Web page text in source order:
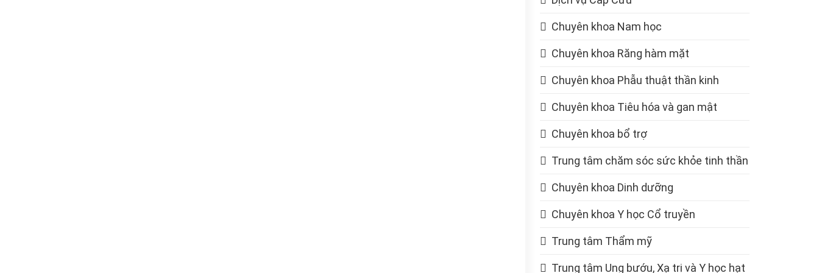
Chuyên khoa Nam học
Chuyên khoa Răng hàm mặt
Chuyên khoa Phẫu thuật thần kinh
Chuyên khoa Tiêu hóa và gan mật
Chuyên khoa bổ trợ
Trung tâm chăm sóc sức khỏe tinh thần
Chuyên khoa Dinh dưỡng
Chuyên khoa Y học Cổ truyền
Trung tâm Thẩm mỹ
Trung tâm Ung bướu, Xạ trị và Y học hạt